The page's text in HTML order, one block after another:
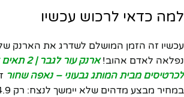
למה כדאי לרכוש עכשיו
עכשיו זה הזמן המושלם לשדרג את הארנק
נפלאה לאדם אהוב!
לכרטיסים מבית המותג גבעוני – נאפה שחור